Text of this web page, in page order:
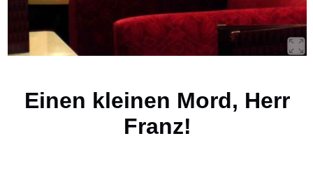
Einen kleinen Mord, Herr
Franz!